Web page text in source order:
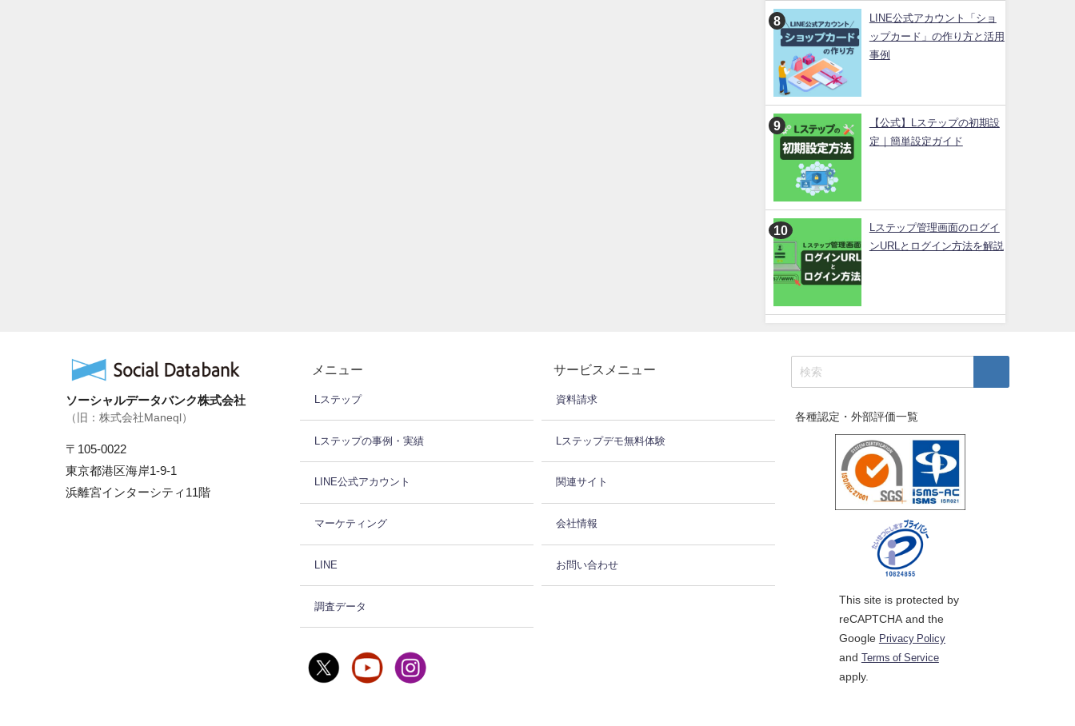
LINE公式アカウント「ショ
ップカード」の作り方と活用
事例
【公式】Lステップの初期設
定｜簡単設定ガイド
Lステップ管理画面のログイ
ンURLとログイン方法を解説
ソーシャルデータバンク株式会社
（旧：株式会社Maneql）
〒105-0022
東京都港区海岸1-9-1
浜離宮インターシティ11階
メニュー
Lステップ
Lステップの事例・実績
LINE公式アカウント
マーケティング
LINE
調査データ
サービスメニュー
資料請求
Lステップデモ無料体験
関連サイト
会社情報
お問い合わせ
各種認定・外部評価一覧
This site is protected by
reCAPTCHA and the
Google Privacy Policy
and Terms of Service
apply.